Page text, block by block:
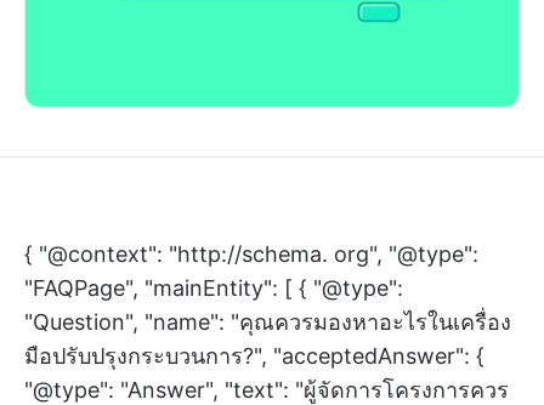
{ "@context": "http://schema. org", "@type":
"FAQPage", "mainEntity": [ { "@type":
"Question", "name": "คุณควรมองหาอะไรในเครื่อง
มือปรับปรุงกระบวนการ?", "acceptedAnswer": {
"@type": "Answer", "text": "ผู้จัดการโครงการควร